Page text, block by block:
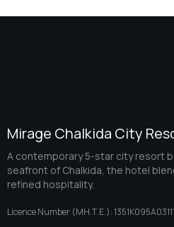
Mirage Chalkida City
A contemporary 5-star city resort
seafront of Chalkida, the hotel
refined hospitality.
Licence Number (ΜΗ.Τ.Ε.):